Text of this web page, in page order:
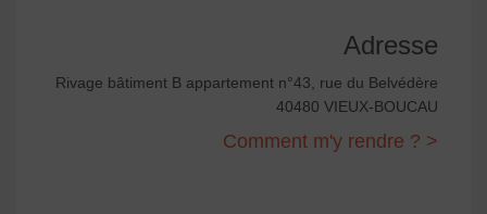
Adresse
Rivage bâtiment B appartement n°43, rue du Belvédère
40480 VIEUX-BOUCAU
Comment m'y rendre ? >